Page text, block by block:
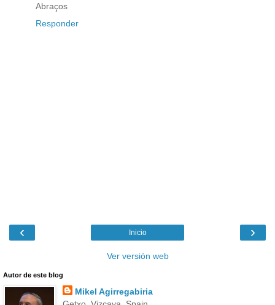
Abraços
Responder
‹ ›
Inicio
Ver versión web
Autor de este blog
Mikel Agirregabiria